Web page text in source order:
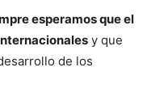
esperamos que el
y que
de los